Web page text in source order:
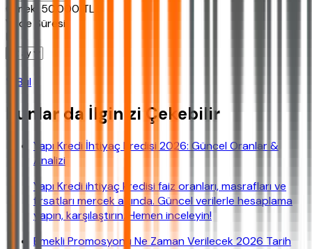
Ornek: 50.000 TL
Vade Süresi
Bul
Bunlar da İlginizi Çekebilir
Yapı Kredi İhtiyaç Kredisi 2026: Güncel Oranlar &
Analizi
Yapı Kredi ihtiyaç kredisi faiz oranları, masrafları ve
fırsatları mercek altında. Güncel verilerle hesaplama
yapın, karşılaştırın. Hemen inceleyin!
Emekli Promosyonu Ne Zaman Verilecek 2026 Tarih